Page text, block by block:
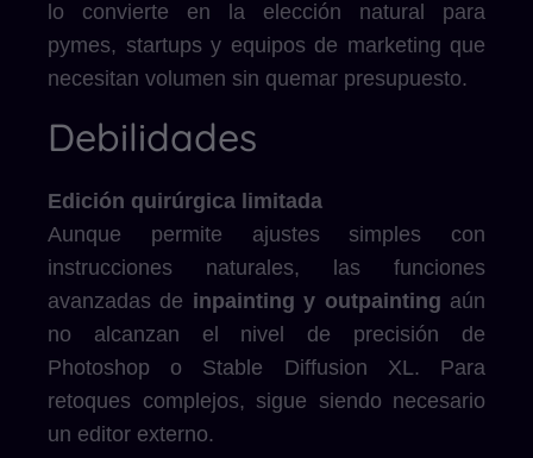
lo convierte en la elección natural para
pymes, startups y equipos de marketing que
necesitan volumen sin quemar presupuesto.
Debilidades
Edición quirúrgica limitada
Aunque permite ajustes simples con
instrucciones naturales, las funciones
avanzadas de inpainting y outpainting aún
no alcanzan el nivel de precisión de
Photoshop o Stable Diffusion XL. Para
retoques complejos, sigue siendo necesario
un editor externo.